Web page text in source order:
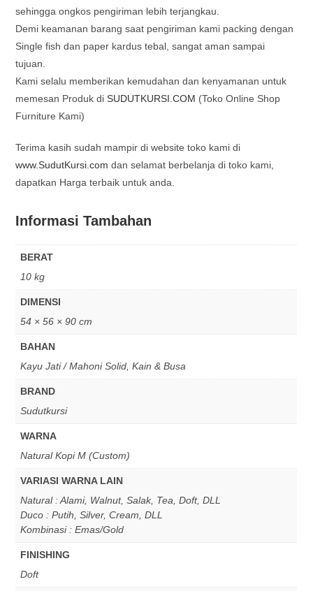
sehingga ongkos pengiriman lebih terjangkau.
Demi keamanan barang saat pengiriman kami packing dengan
Single fish dan paper kardus tebal, sangat aman sampai
tujuan.
Kami selalu memberikan kemudahan dan kenyamanan untuk
memesan Produk diSUDUTKURSI.COM (Toko Online Shop
Furniture Kami)
Terima kasih sudah mampir di website toko kami di
www.SudutKursi.com dan selamat berbelanja di toko kami,
dapatkan Harga terbaik untuk anda.
Informasi Tambahan
BERAT
10 kg
DIMENSI
54 × 56 × 90 cm
BAHAN
Kayu Jati / Mahoni Solid, Kain & Busa
BRAND
Sudutkursi
WARNA
Natural Kopi M (Custom)
VARIASI WARNA LAIN
Natural : Alami, Walnut, Salak, Tea, Doft, DLL
Duco : Putih, Silver, Cream, DLL
Kombinasi : Emas/Gold
FINISHING
Doft